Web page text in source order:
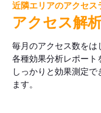
近隣エリアのアクセス
アクセス解
毎月のアクセス数をは
各種効果分析レポート
しっかりと効果測定
ます。